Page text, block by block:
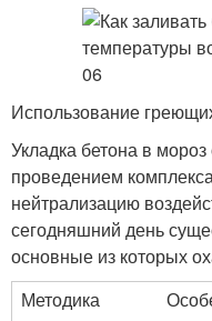
Использование
Укладка бетона в
проведением
нейтрализацию
сегодняшний день
основные из которых
Методика